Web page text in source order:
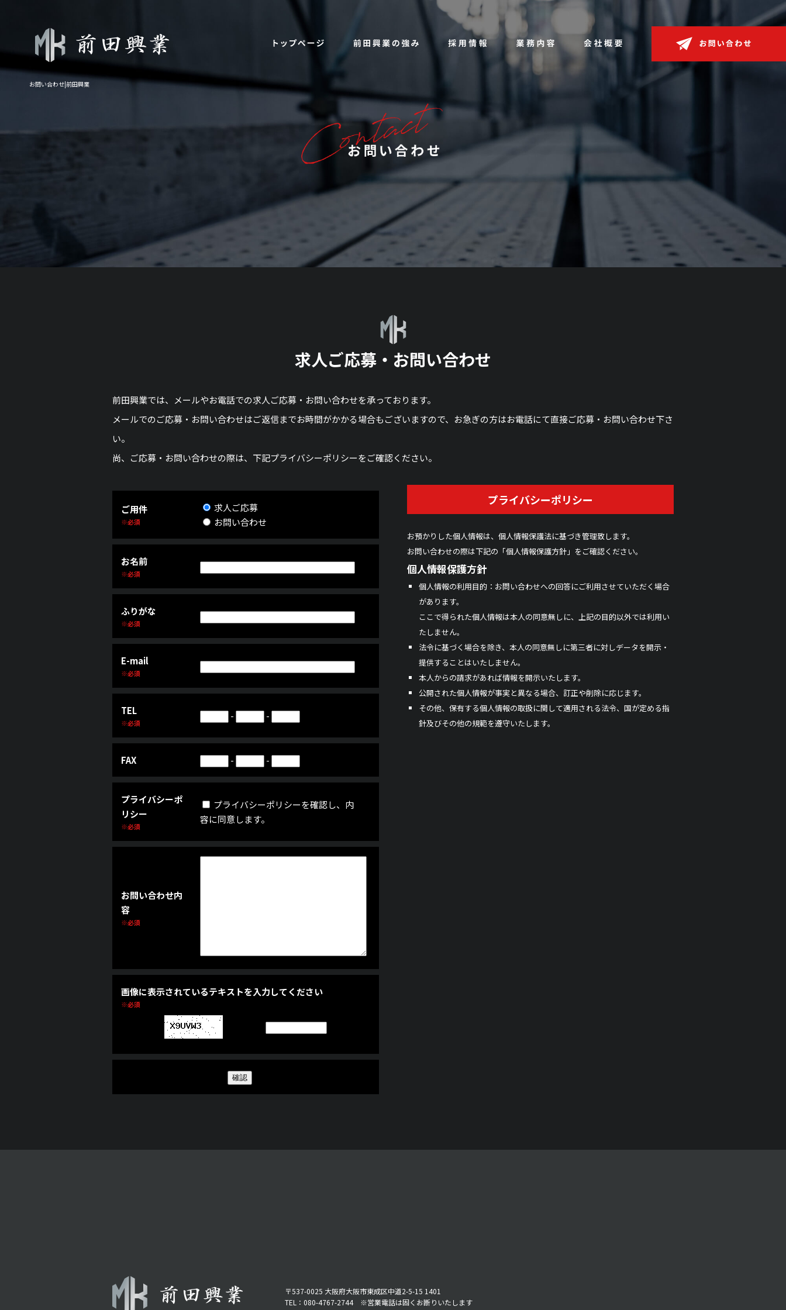
お問い合わせ|前田興業
求人ご応募・お問い合わせ
前田興業では、メールやお電話での求人ご応募・お問い合わせを承っております。
メールでのご応募・お問い合わせはご返信までお時間がかかる場合もございますので、お急ぎの方はお電話にて直接ご応募・お問い合わせ下さ
い。
尚、ご応募・お問い合わせの際は、下記プライバシーポリシーをご確認ください。
ご用件
※必須
求人ご応募
お問い合わせ
お名前
※必須
ふりがな
※必須
E-mail
※必須
TEL
※必須
- -
FAX - -
プライバシーポ
リシー
※必須
プライバシーポリシーを確認し、内
容に同意します。
お問い合わせ内
容
※必須
画像に表示されているテキストを入力してください
※必須
プライバシーポリシー
お預かりした個人情報は、個人情報保護法に基づき管理致します。
お問い合わせの際は下記の「個人情報保護方針」をご確認ください。
個人情報保護方針
個人情報の利用目的：お問い合わせへの回答にご利用させていただく場合
があります。
ここで得られた個人情報は本人の同意無しに、上記の目的以外では利用い
たしません。
法令に基づく場合を除き、本人の同意無しに第三者に対しデータを開示・
提供することはいたしません。
本人からの請求があれば情報を開示いたします。
公開された個人情報が事実と異なる場合、訂正や削除に応じます。
その他、保有する個人情報の取扱に関して適用される法令、国が定める指
針及びその他の規範を遵守いたします。
〒537-0025 大阪府大阪市東成区中道2-5-15 1401
TEL：080-4767-2744 ※営業電話は固くお断りいたします